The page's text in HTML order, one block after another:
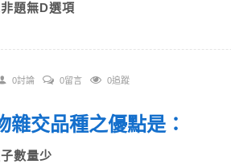
題無D選項
0討論 0留言 0追蹤
雜交品種之優點是：
數量少